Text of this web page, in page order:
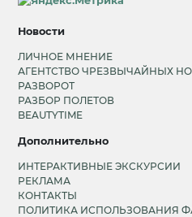
Новости
ЛИЧНОЕ МНЕНИЕ
АГЕНТСТВО ЧРЕЗВЫЧАЙНЫХ
РАЗВОРОТ
РАЗБОР ПОЛЕТОВ
BEAUTYTIME
Дополнительно
ИНТЕРАКТИВНЫЕ ЭКСКУРСИИ
РЕКЛАМА
КОНТАКТЫ
ПОЛИТИКА ИСПОЛЬЗОВАНИЯ